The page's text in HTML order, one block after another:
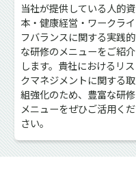
当社が提供している人的資
本・健康経営・ワークライ
フバランスに関する実践的
な研修のメニューをご紹介
します。貴社におけるリス
クマネジメントに関する取
組強化のため、豊富な研修
メニューをぜひご活用くだ
さい。